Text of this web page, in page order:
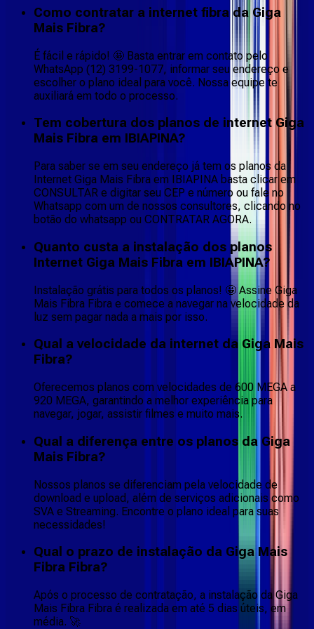
Como contratar a internet fibra da Giga
Mais Fibra?
É fácil e rápido! 🤩 Basta entrar em contato pelo
WhatsApp (12) 3199-1077, informar seu endereço e
escolher o plano ideal para você. Nossa equipe te
auxiliará em todo o processo.
Tem cobertura dos planos de internet Giga
Mais Fibra em IBIAPINA?
Para saber se em seu endereço já tem os planos da
Internet Giga Mais Fibra em IBIAPINA basta clicar em
CONSULTAR e digitar seu CEP e número ou fale no
Whatsapp com um de nossos consultores, clicando no
botão do whatsapp ou CONTRATAR AGORA.
Quanto custa a instalação dos planos
Internet Giga Mais Fibra em IBIAPINA?
Instalação grátis para todos os planos! 🤩 Assine Giga
Mais Fibra Fibra e comece a navegar na velocidade da
luz sem pagar nada a mais por isso.
Qual a velocidade da internet da Giga Mais
Fibra?
Oferecemos planos com velocidades de 600 MEGA a
920 MEGA, garantindo a melhor experiência para
navegar, jogar, assistir filmes e muito mais.
Qual a diferença entre os planos da Giga
Mais Fibra?
Nossos planos se diferenciam pela velocidade de
download e upload, além de serviços adicionais como
SVA e Streaming. Encontre o plano ideal para suas
necessidades!
Qual o prazo de instalação da Giga Mais
Fibra Fibra?
Após o processo de contratação, a instalação da Giga
Mais Fibra Fibra é realizada em até 5 dias úteis, em
média. 🚀